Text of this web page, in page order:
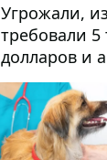
Угрожали,
требовали 5
долларов и
Павлограде
мужчин